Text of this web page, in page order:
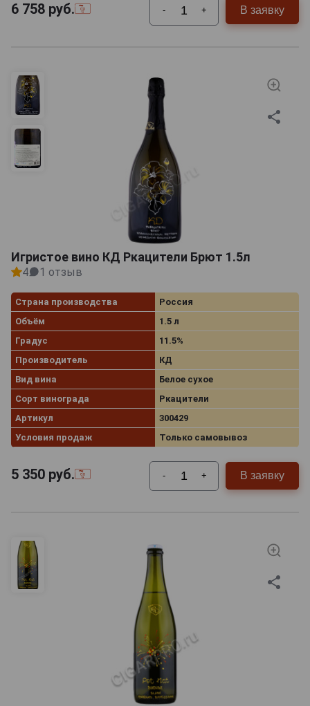
6 758 руб. - + В заявку
Игристое вино КД Ркацители Брют 1.5л
4 1 отзыв
Страна производства
Россия
Объём
1.5 л
Градус
11.5%
Производитель
КД
Вид вина
Белое сухое
Сорт винограда
Ркацители
Артикул
300429
Условия продаж
Только самовывоз
5 350 руб. - + В заявку